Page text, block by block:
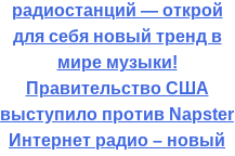
радиостанций — открой
для себя новый тренд в
мире музыки!
Правительство США
выступило против Napster
Интернет радио – новый